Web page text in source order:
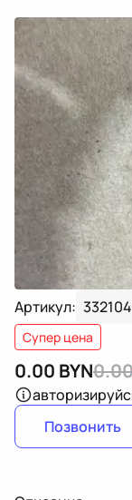
Артикул:
Супер цена
0.00 BYN
Позвонить